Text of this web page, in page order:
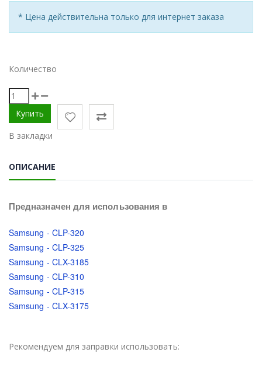
* Цена действительна только для интернет заказа
Количество
В закладки
ОПИСАНИЕ
Предназначен для использования в
Samsung - CLP-320
Samsung - CLP-325
Samsung - CLX-3185
Samsung - CLP-310
Samsung - CLP-315
Samsung - CLX-3175
Рекомендуем для заправки использовать: